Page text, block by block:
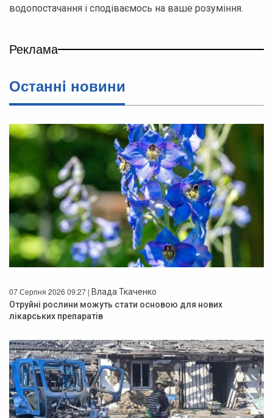
водопостачання і сподіваємось на ваше розуміння.
Реклама
Останнi новини
07 Серпня 2026 09:27 | Влада Ткаченко
Отруйні рослини можуть стати основою для нових
лікарських препаратів